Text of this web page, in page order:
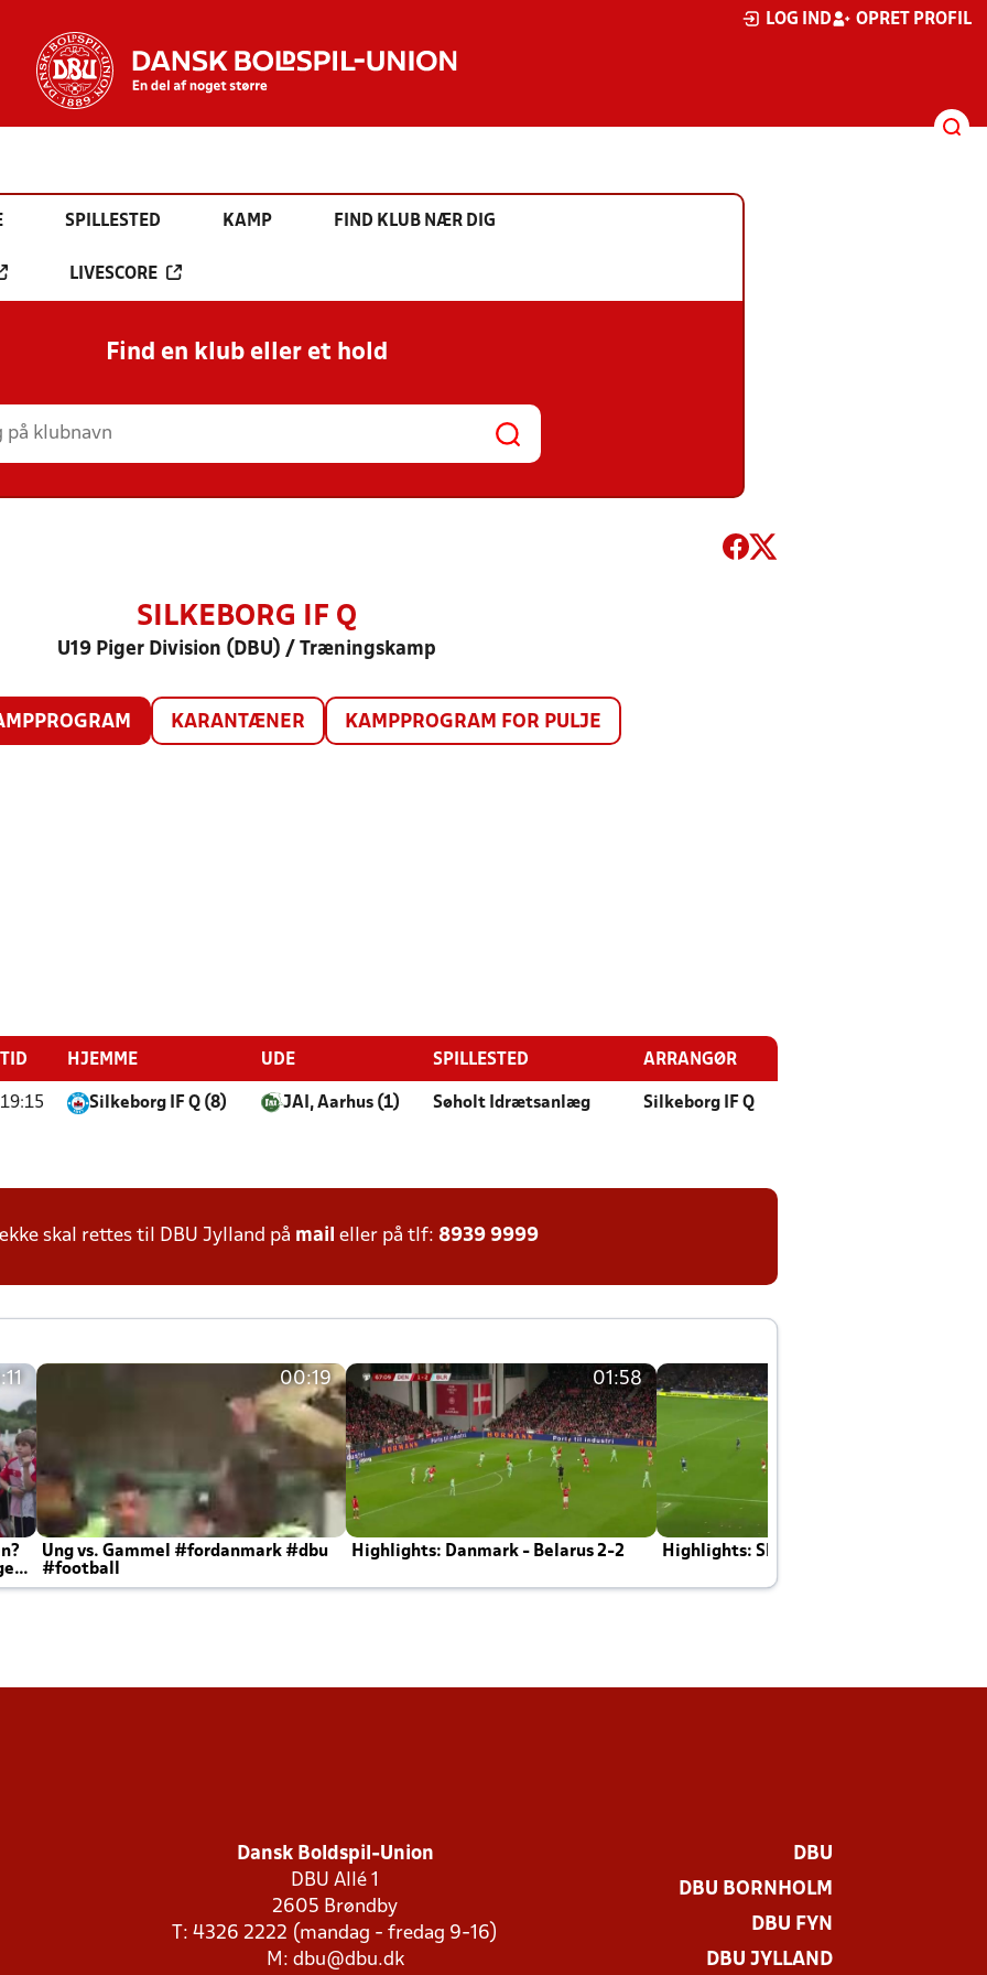
LOG IND OPRET PROFIL
SPILLESTED KAMP FIND KLUB NÆR DIG
LIVESCORE
Find en klub eller et hold
SILKEBORG IF Q
U19 Piger Division (DBU) / Træningskamp
KARANTÆNER KAMPPROGRAM FOR PULJE
TID HJEMME UDE SPILLESTED ARRANGØR
19:15 Silkeborg IF Q (8) JAI, Aarhus (1) Søholt Idrætsanlæg Silkeborg IF Q
skal rettes til DBU Jylland på mail eller på tlf: 8939 9999
00:19
Ung vs. Gammel #fordanmark #dbu
#football
01:58
Highlights: Danmark - Belarus 2-2 Highlights: Skotland - Danmark 4-2
Dansk Boldspil-Union
DBU Allé 1
2605 Brøndby
T: 4326 2222 (mandag - fredag 9-16)
M: dbu@dbu.dk
DBU
DBU BORNHOLM
DBU FYN
DBU JYLLAND